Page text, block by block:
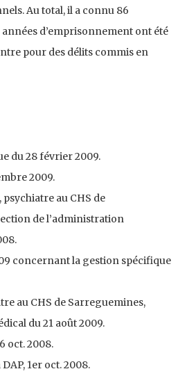
Au total, il a connu 86
d’emprisonnement ont été
pour des délits commis en
du 28 février 2009.
2009.
au CHS de
de l’administration
concernant la gestion spécifique
au CHS de Sarreguemines,
du 21 août 2009.
oct. 2008.
1er oct. 2008.